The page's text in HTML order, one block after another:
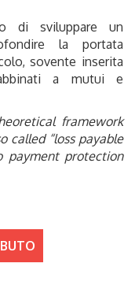
di sviluppare un
la portata
sovente inserita
a mutui e
framework
called “loss payable
payment protection